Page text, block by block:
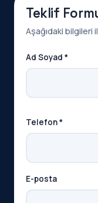
Teklif
Aşağıdaki bilgileri
Ad Soyad *
Telefon *
E-posta